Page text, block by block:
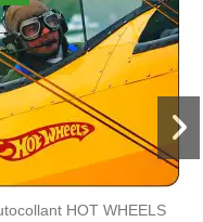
HOT WHEELS